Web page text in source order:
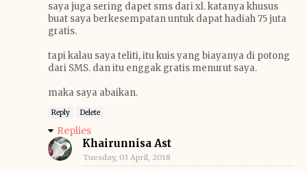
saya juga sering dapet sms dari xl. katanya khusus
buat saya berkesempatan untuk dapat hadiah 75 juta
gratis.
tapi kalau saya teliti, itu kuis yang biayanya di potong
dari SMS. dan itu enggak gratis menurut saya.
maka saya abaikan.
Reply Delete
Replies
Khairunnisa Ast
Tuesday, 03 April, 2018